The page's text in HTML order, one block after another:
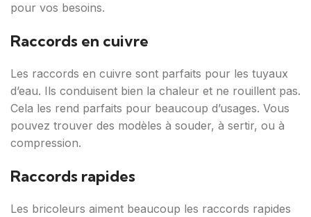
pour vos besoins.
Raccords en cuivre
Les raccords en cuivre sont parfaits pour les tuyaux
d’eau. Ils conduisent bien la chaleur et ne rouillent pas.
Cela les rend parfaits pour beaucoup d’usages. Vous
pouvez trouver des modèles à souder, à sertir, ou à
compression.
Raccords rapides
Les bricoleurs aiment beaucoup les raccords rapides